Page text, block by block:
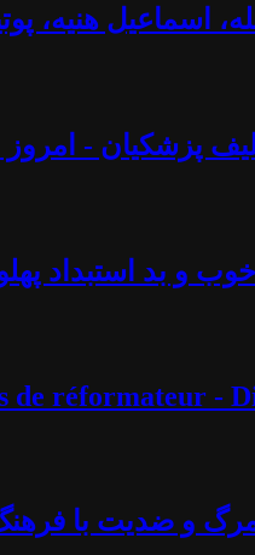
پزشکیان -
de réformateur -
و ضدیت با فرهنگ